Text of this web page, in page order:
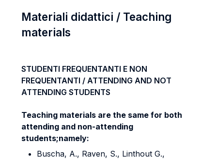
Materiali didattici / Teaching
materials
STUDENTI FREQUENTANTI E NON
FREQUENTANTI / ATTENDING AND NOT
ATTENDING STUDENTS
Teaching materials are the same for both
attending and non-attending
students;namely:
Buscha, A., Raven, S., Linthout G.,